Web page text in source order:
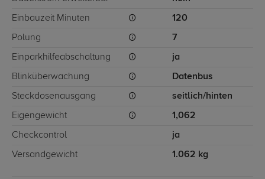
Einbauzeit Minuten 120
Polung 7
Einparkhilfeabschaltung ja
Blinküberwachung Datenbus
Steckdosenausgang seitlich/hinten
Eigengewicht 1,062
Checkcontrol ja
Versandgewicht 1.062 kg